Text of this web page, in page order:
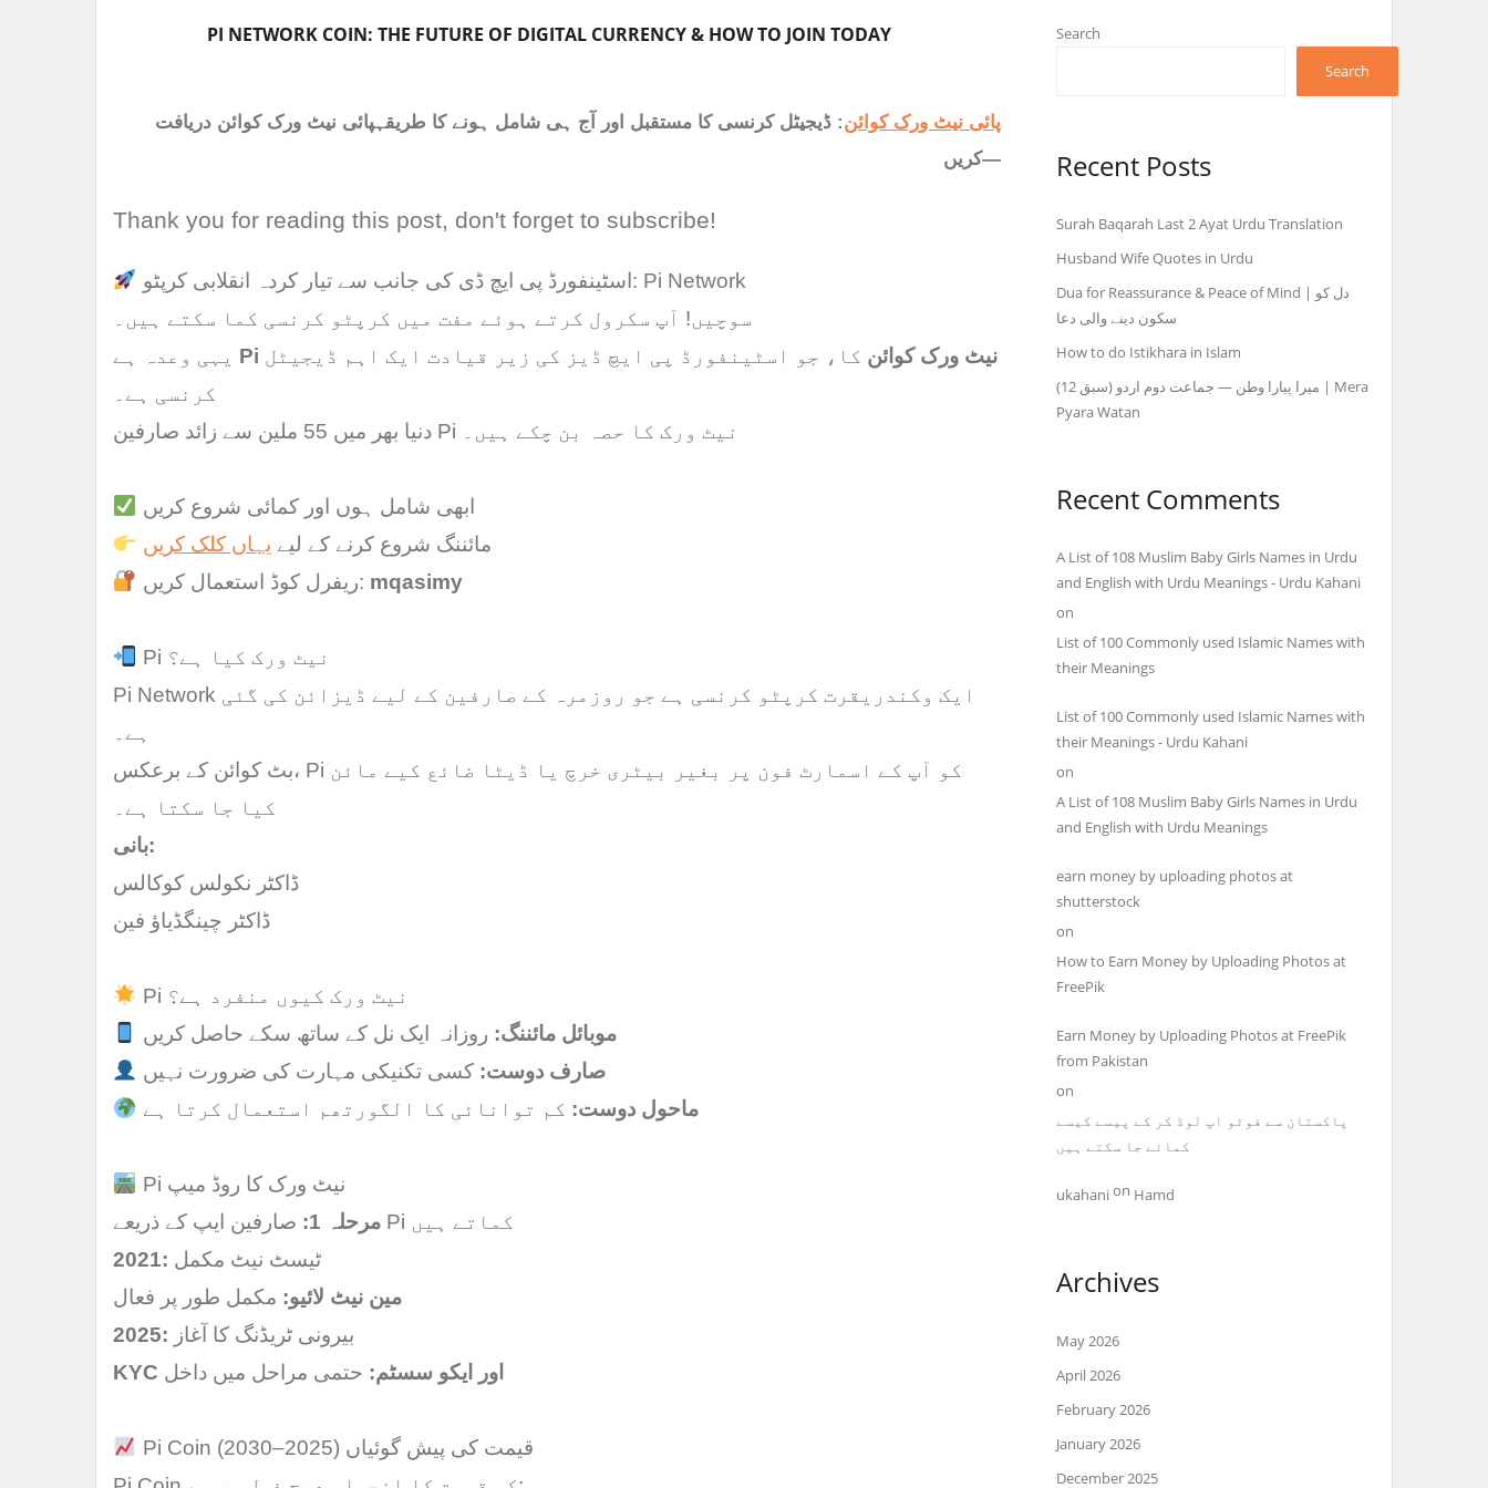
PI NETWORK COIN: THE FUTURE OF DIGITAL CURRENCY & HOW TO JOIN TODAY
پائی نیٹ ورک کوائن: ڈیجیٹل کرنسی کا مستقبل اور آج ہی شامل ہونے کا طریقہپائی نیٹ ورک کوائن دریافت
کریں—
Thank you for reading this post, don't forget to subscribe!
اسٹینفورڈ پی ایچ ڈی کی جانب سے تیار کردہ انقلابی کرپٹو: Pi Network
سوچیں! آپ سکرول کرتے ہوئے مفت میں کرپٹو کرنسی کما سکتے ہیں۔
Pi نیٹ ورک کوائن کا، جو اسٹینفورڈ پی ایچ ڈیز کی زیر قیادت ایک اہم ڈیجیٹل
کرنسی ہے۔
دنیا بھر میں 55 ملین سے زائد صارفین Pi نیٹ ورک کا حصہ بن چکے ہیں۔
ابھی شامل ہوں اور کمائی شروع کریں
مائننگ شروع کرنے کے لیے یہاں کلک کریں
ریفرل کوڈ استعمال کریں: mqasimy
Pi نیٹ ورک کیا ہے؟
Pi Network ایک وکندریقرت کرپٹو کرنسی ہے جو روزمرہ کے صارفین کے لیے ڈیزائن کی گئی
ہے۔
بٹ کوائن کے برعکس، Pi کو آپ کے اسمارٹ فون پر بغیر بیٹری خرچ یا ڈیٹا ضائع کیے مائن
کیا جا سکتا ہے۔
بانی:
ڈاکٹر نکولس کوکالس
ڈاکٹر چینگڈیاؤ فین
Pi نیٹ ورک کیوں منفرد ہے؟
موبائل مائننگ: روزانہ ایک نل کے ساتھ سکے حاصل کریں
صارف دوست: کسی تکنیکی مہارت کی ضرورت نہیں
ماحول دوست: کم توانائی کا الگورتھم استعمال کرتا ہے
Pi نیٹ ورک کا روڈ میپ
مرحلہ 1:
صارفین ایپ کے ذریعے Pi کماتے ہیں
2021: ٹیسٹ نیٹ مکمل
مین نیٹ لائیو: مکمل طور پر فعال
2025: بیرونی ٹریڈنگ کا آغاز
KYC اور ایکو سسٹم: حتمی مراحل میں داخل
Pi Coin قیمت کی پیش گوئیاں (2025–2030)
Search
Search
Recent Posts
Surah Baqarah Last 2 Ayat Urdu Translation
Husband Wife Quotes in Urdu
Dua for Reassurance & Peace of Mind | دل کو
سکون دینے والی دعا
How to do Istikhara in Islam
میرا پیارا وطن — جماعت دوم اردو (سبق 12) | Mera
Pyara Watan
Recent Comments
A List of 108 Muslim Baby Girls Names in Urdu
and English with Urdu Meanings - Urdu Kahani
on
List of 100 Commonly used Islamic Names with
their Meanings
List of 100 Commonly used Islamic Names with
their Meanings - Urdu Kahani
on
A List of 108 Muslim Baby Girls Names in Urdu
and English with Urdu Meanings
earn money by uploading photos at
shutterstock
on
How to Earn Money by Uploading Photos at
FreePik
Earn Money by Uploading Photos at FreePik
from Pakistan
on
پاکستان سے فوٹو اپ لوڈ کر کے پیسے کیسے
کمائے جا سکتے ہیں
ukahanion Hamd
Archives
May 2026
April 2026
February 2026
January 2026
December 2025